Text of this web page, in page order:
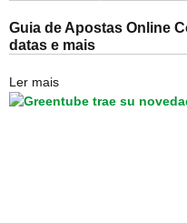
Guia de Apostas Online
datas e mais
Ler mais